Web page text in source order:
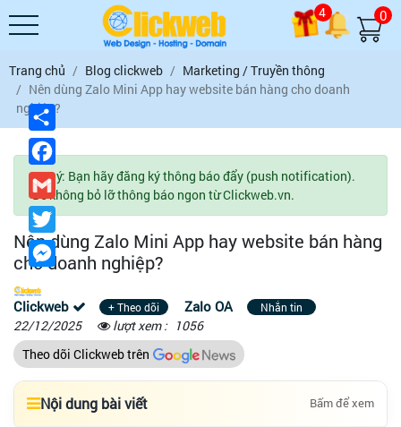
4 0
Trang chủ Blog clickweb
Marketing / Truyền thông
Nên dùng Zalo Mini App hay website bán hàng cho doanh
nghiệp?
Lưu ý: Bạn hãy đăng ký thông báo đẩy (push notification).
Để không bỏ lỡ thông báo ngon từ Clickweb.vn.
Nên dùng Zalo Mini App hay website bán hàng
cho doanh nghiệp?
Clickweb + Theo dõi Zalo OA Nhắn tin
22/12/2025 lượt xem : 1056
Theo dõi Clickweb trên
Nội dung bài viết Bấm để xem
Chia
sẻ
Gmail
Twitter
Messenger